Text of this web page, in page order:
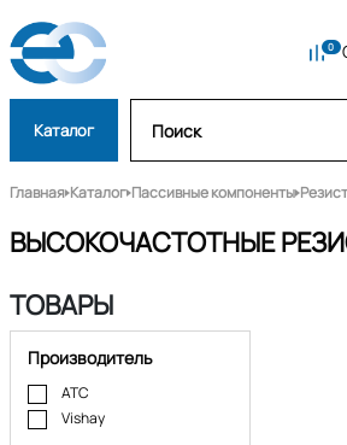
Каталог
Главная Каталог Пассивные компоненты
ВЫСОКОЧАСТОТНЫЕ
ТОВАРЫ
Производитель
ATC
Vishay